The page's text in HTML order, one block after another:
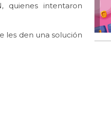
quienes intentaron
les den una solución